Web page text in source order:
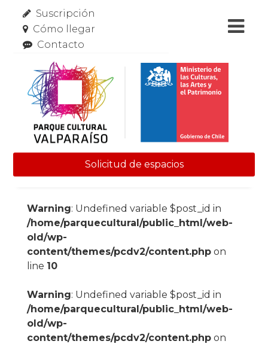
Suscripción
Cómo llegar
Contacto
Solicitud de espacios
Warning: Undefined variable $post_id in
/home/parquecultural/public_html/web-
old/wp-
content/themes/pcdv2/content.phpon
line 10
Warning: Undefined variable $post_id in
/home/parquecultural/public_html/web-
old/wp-
content/themes/pcdv2/content.phpon